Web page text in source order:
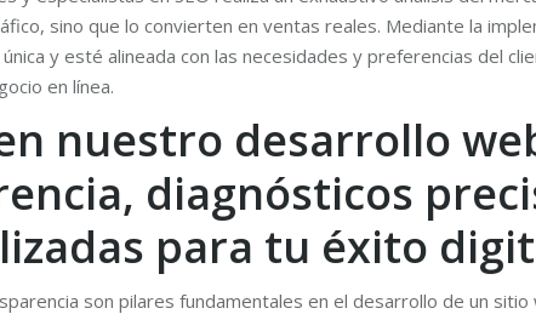
sino que lo convierten en ventas reales. Mediante la
y esté alineada con las necesidades y preferencias del
en línea.
nuestro desarrollo
diagnósticos
para tu éxito
son pilares fundamentales en el desarrollo de un